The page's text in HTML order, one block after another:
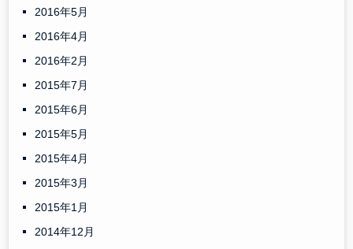
2016年5月
2016年4月
2016年2月
2015年7月
2015年6月
2015年5月
2015年4月
2015年3月
2015年1月
2014年12月